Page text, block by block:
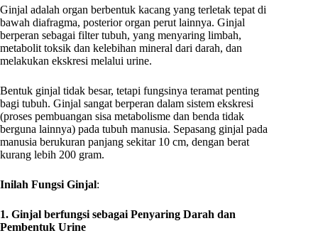
Ginjal adalah organ berbentuk kacang yang terletak tepat di
bawah diafragma, posterior organ perut lainnya. Ginjal
berperan sebagai filter tubuh, yang menyaring limbah,
metabolit toksik dan kelebihan mineral dari darah, dan
melakukan ekskresi melalui urine.
Bentuk ginjal tidak besar, tetapi fungsinya teramat penting
bagi tubuh. Ginjal sangat berperan dalam sistem ekskresi
(proses pembuangan sisa metabolisme dan benda tidak
berguna lainnya) pada tubuh manusia. Sepasang ginjal pada
manusia berukuran panjang sekitar 10 cm, dengan berat
kurang lebih 200 gram.
Inilah Fungsi Ginjal:
1. Ginjal berfungsi sebagai Penyaring Darah dan
Pembentuk Urine